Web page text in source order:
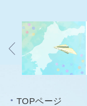
TOPページ